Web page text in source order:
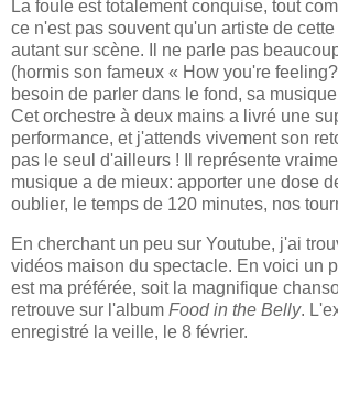
La foule est totalement conquise, tout
ce n'est pas souvent qu'un artiste de
autant sur scène. Il ne parle pas
(hormis son fameux « How you're
besoin de parler dans le fond, sa
Cet orchestre à deux mains a livré une
performance, et j'attends vivement son
pas le seul d'ailleurs ! Il représente
musique a de mieux: apporter une dose
oublier, le temps de 120 minutes, nos
En cherchant un peu sur Youtube, j'ai
vidéos maison du spectacle. En voici un
est ma préférée, soit la magnifique
retrouve sur l'album Food in the Belly.
enregistré la veille, le 8 février.